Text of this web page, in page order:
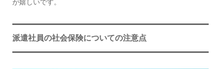
が嬉しいです。
派遣社員の社会保険についての注意点